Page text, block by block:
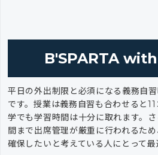
B'SPARTA with
平日の外出制限と必須になる義務自
です。授業は義務自習も合わせると
学でも学習時間は十分に取れます。
間まで出席管理が厳重に行われるた
確保したいと考えている人にとって最